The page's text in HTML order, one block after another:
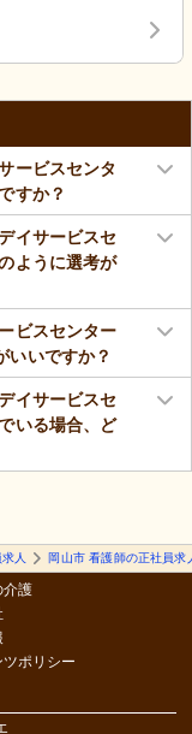
ービスセンタ
すか？
イサービスセ
ように選考が
ビスセンター
いいですか？
イサービスセ
いる場合、ど
人 岡山市 看護師の正社員求
介護
ポリシー